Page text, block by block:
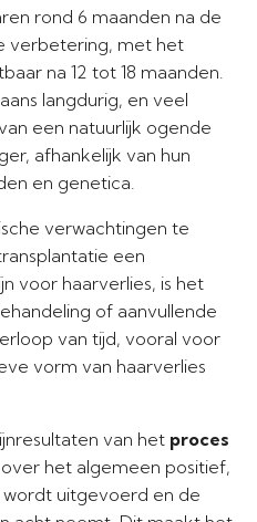
rond 6 maanden na de
verbetering, met het
na 12 tot 18 maanden.
langdurig, en veel
een natuurlijk ogende
afhankelijk van hun
en genetica.
verwachtingen te
een
voor haarverlies, is het
of aanvullende
van tijd, vooral voor
vorm van haarverlies
van het proces
het algemeen positief,
uitgevoerd en de